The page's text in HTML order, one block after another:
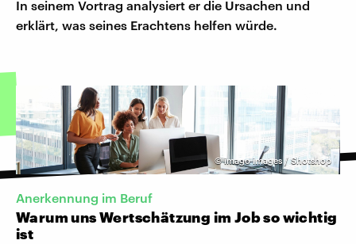
In seinem Vortrag analysiert er die Ursachen und
erklärt, was seines Erachtens helfen würde.
©imago images / Shotshop
Anerkennung im Beruf
Warum uns Wertschätzung im Job so wichtig
ist